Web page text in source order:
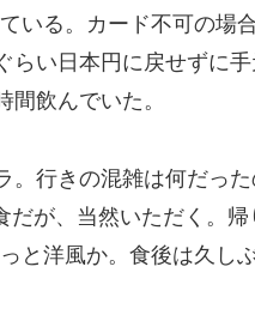
いる。カード不可の場
い日本円に戻せずに
飲んでいた。
行きの混雑は何だっ
が、当然いただく。
と洋風か。食後は久し